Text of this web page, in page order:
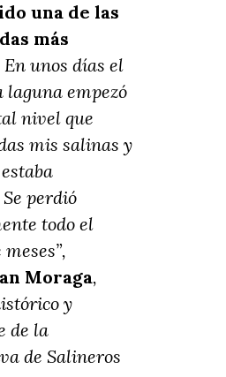
una de las
más
En unos días el
laguna empezó
nivel que
mis salinas y
perdió
todo el
Moraga,
y
de la
de Salineros